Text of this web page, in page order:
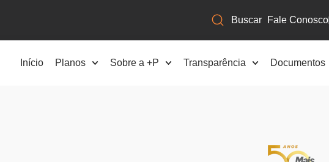
Fale Conosco
Início Planos Sobre a +P Transparência Documentos